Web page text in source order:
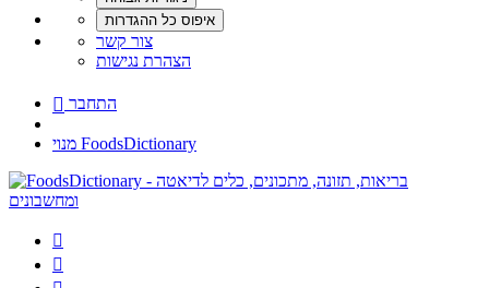
צור קשר
הצהרת נגישות
 התחבר
מנוי FoodsDictionary

